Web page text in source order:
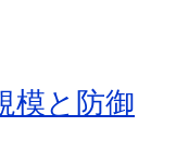
模と防御